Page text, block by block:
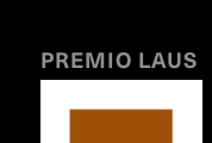
PREMIO LAUS